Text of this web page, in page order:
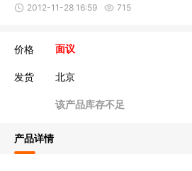
2012-11-28 16:59 715
价格 面议
发货 北京
该产品库存不足
产品详情